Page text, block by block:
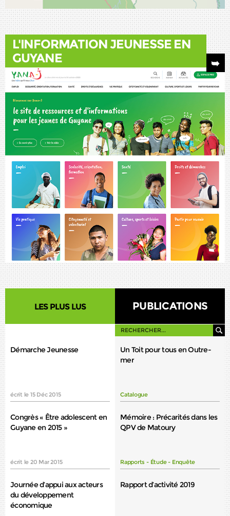
L'INFORMATION JEUNESSE EN
GUYANE
LES PLUS LUS PUBLICATIONS
Démarche Jeunesse
écrit le 15 Déc 2015
Congrès « Être adolescent en
Guyane en 2015 »
écrit le 20 Mar 2015
Journée d’appui aux acteurs
du développement
économique
Un Toit pour tous en Outre-
mer
Catalogue
Mémoire : Précarités dans les
QPV de Matoury
Rapports - Étude - Enquête
Rapport d’activité 2019